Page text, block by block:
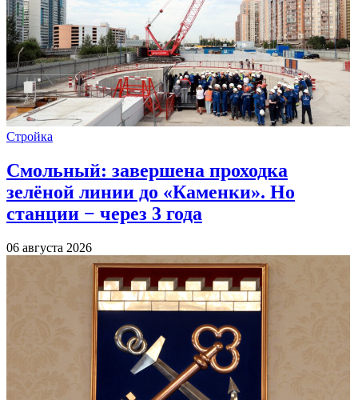
Стройка
Смольный: завершена проходка
зелёной линии до «Каменки». Но
станции − через 3 года
06 августа 2026